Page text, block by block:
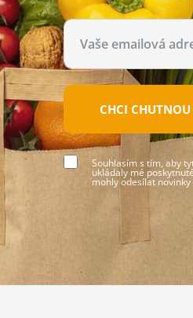
CHCI
Souhlasím s tím, aby
ukládaly mé
mohly odesílat